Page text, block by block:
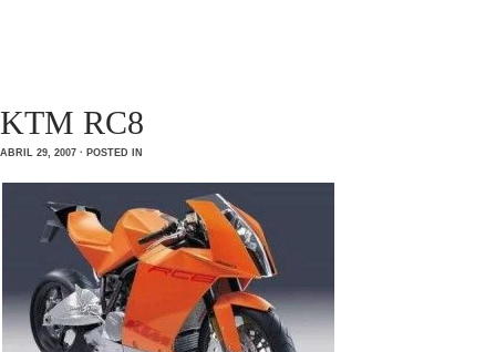
KTM RC8
ABRIL 29, 2007 · POSTED IN